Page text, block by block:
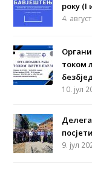
року (I
4.
током
10. јул
9. јул